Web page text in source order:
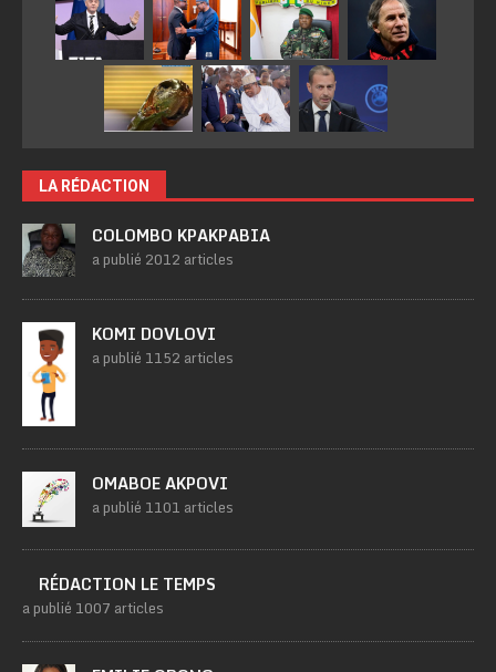
LA RÉDACTION
COLOMBO KPAKPABIA
a publié 2012 articles
KOMI DOVLOVI
a publié 1152 articles
OMABOE AKPOVI
a publié 1101 articles
RÉDACTION LE TEMPS
a publié 1007 articles